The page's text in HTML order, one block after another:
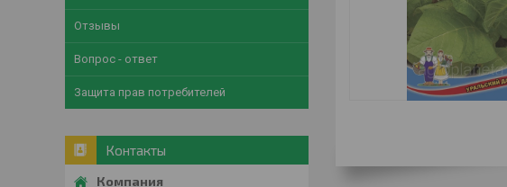
Отзывы
Вопрос - ответ
Защита прав потребителей
Контакты